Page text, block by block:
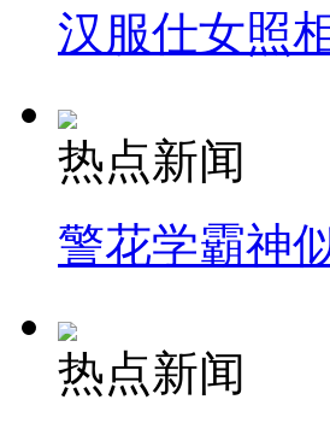
汉服仕女照
热点新闻
警花学霸神
热点新闻